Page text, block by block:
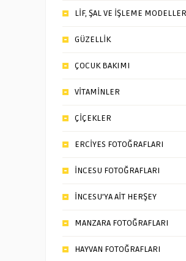
LİF, ŞAL VE İŞLEME
GÜZELLİK
ÇOCUK BAKIMI
VİTAMİNLER
ÇİÇEKLER
ERCİYES FOTOĞRAFLARI
İNCESU FOTOĞRAFLARI
İNCESU’YA AİT HERŞEY
MANZARA FOTOĞRAFLARI
HAYVAN FOTOĞRAFLARI